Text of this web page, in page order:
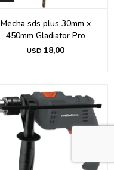
Mecha sds plus 30mm x
450mm Gladiator Pro
USD 18,00